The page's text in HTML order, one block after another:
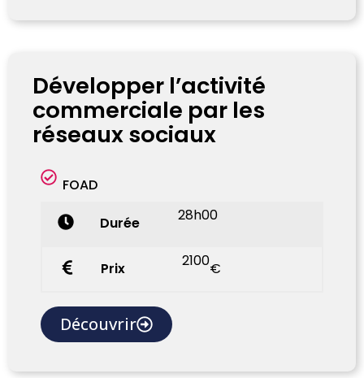
Développer l’activité
commerciale par les
réseaux sociaux
FOAD
Durée 28h00
Prix 2100€
Découvrir